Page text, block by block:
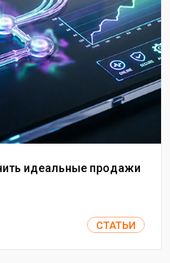
идеальные продажи
СТАТЬИ